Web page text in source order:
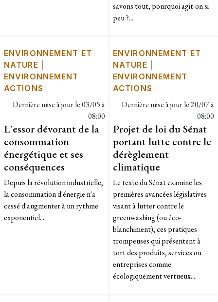
savons tout, pourquoi agit-on si
peu ?...
ENVIRONNEMENT ET
NATURE
ENVIRONNEMENT
ACTIONS
Dernière mise à jour le03/05 à
08:00
L'essor dévorant de la
consommation
énergétique et ses
conséquences
Depuis la révolution industrielle,
la consommation d'énergie n'a
cessé d'augmenter à un rythme
exponentiel....
ENVIRONNEMENT ET
NATURE
ENVIRONNEMENT
ACTIONS
Dernière mise à jour le20/07 à
08:00
Projet de loi du Sénat
portant lutte contre le
dérèglement
climatique
Le texte du Sénat examine les
premières avancées législatives
visant à lutter contre le
greenwashing (ou éco-
blanchiment), ces pratiques
trompeuses qui présentent à
tort des produits, services ou
entreprises comme
écologiquement vertueux....